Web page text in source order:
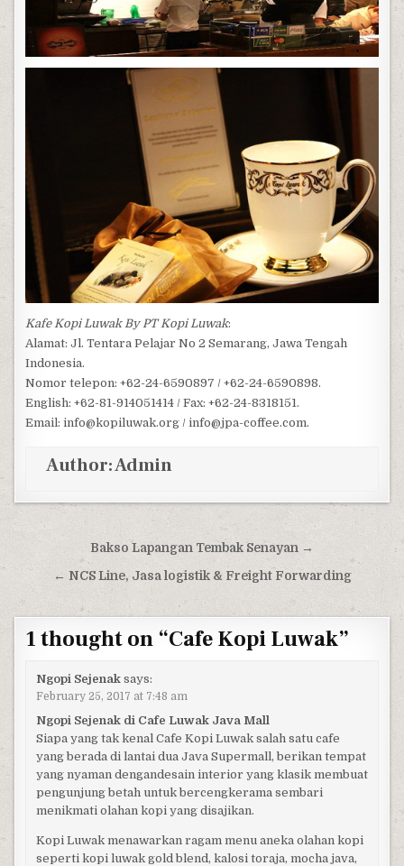
Kafe Kopi Luwak By PT Kopi Luwak:
Alamat: Jl. Tentara Pelajar No 2 Semarang, Jawa Tengah
Indonesia.
Nomor telepon: +62-24-6590897 / +62-24-6590898.
English: +62-81-914051414 / Fax: +62-24-8318151.
Email: info@kopiluwak.org / info@jpa-coffee.com.
Author:Admin
Post navigation
Bakso Lapangan Tembak Senayan →
← NCS Line, Jasa logistik & Freight Forwarding
1 thought on “Cafe Kopi Luwak”
Ngopi Sejenak says:
February 25, 2017 at 7:48 am
Ngopi Sejenak di Cafe Luwak Java Mall
Siapa yang tak kenal Cafe Kopi Luwak salah satu cafe
yang berada di lantai dua Java Supermall, berikan tempat
yang nyaman dengandesain interior yang klasik membuat
pengunjung betah untuk bercengkerama sembari
menikmati olahan kopi yang disajikan.
Kopi Luwak menawarkan ragam menu aneka olahan kopi
seperti kopi luwak gold blend, kalosi toraja, mocha java,